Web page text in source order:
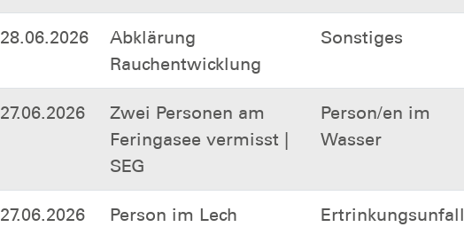
28.06.2026
Abklärung
Rauchentwicklung
Sonstiges
27.06.2026
Zwei Personen am
Feringasee vermisst |
SEG
Person/en im
Wasser
27.06.2026 Person im Lech Ertrinkungsunfall